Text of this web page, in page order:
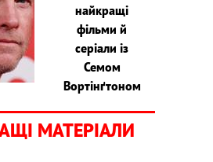
найкращі
фільми й
серіали із
Семом
Вортінґтоном
МАТЕРІАЛИ